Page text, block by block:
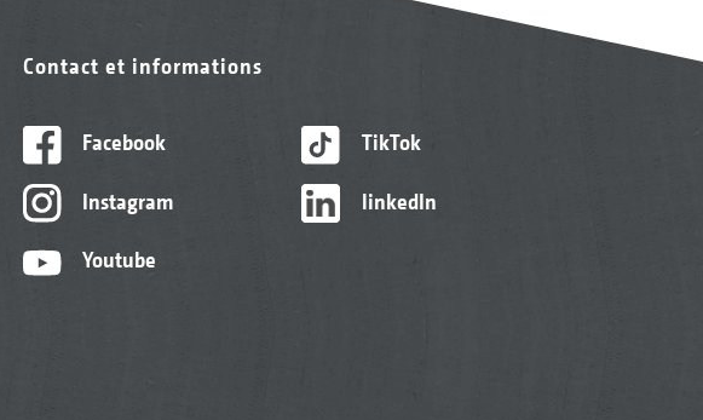
Contact et informations
Facebook
Instagram
Youtube
TikTok
linkedIn